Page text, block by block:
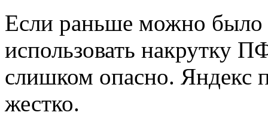
Если раньше можно
использовать накрутку
слишком опасно. Яндекс
жестко.